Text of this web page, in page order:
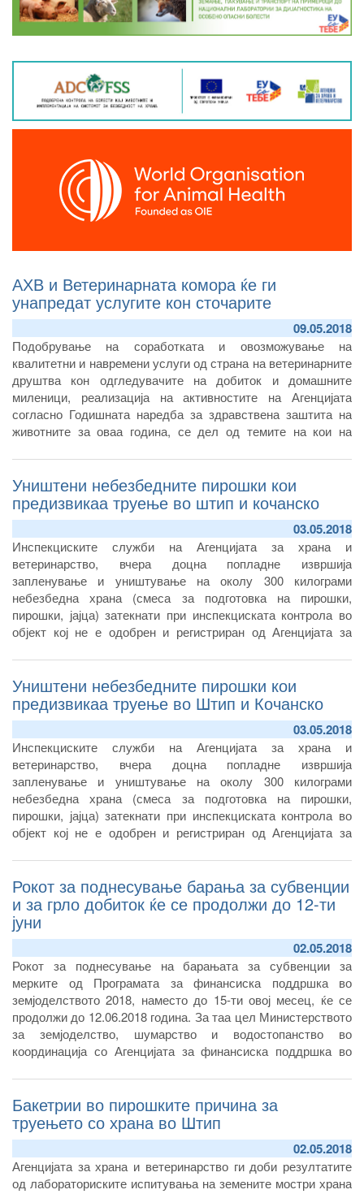
АХВ и Ветеринарната комора ќе ги
унапредат услугите кон сточарите
09.05.2018
Подобрување на соработката и овозможување на
квалитетни и навремени услуги од страна на ветеринарните
друштва кон одгледувачите на добиток и домашните
миленици, реализација на активностите на Агенцијата
согласно Годишната наредба за здравствена заштита на
животните за оваа година, се дел од темите на кои на
Агенцијата за храна и ветеринарство, директорот Зоран
Атанасов и претседателот на Ветеринарната комора на
Република Северна Македонија, Томислав Николовски.
Уништени небезбедните пирошки кои
предизвикаа труење во штип и кочанско
03.05.2018
Инспекциските служби на Агенцијата за храна и
ветеринарство, вчера доцна попладне извршија
запленување и уништување на околу 300 килограми
небезбедна храна (смеса за подготовка на пирошки,
пирошки, јајца) затекнати при инспекциската контрола во
објект кој не е одобрен и регистриран од Агенцијата за
небезбедните пирошки кои предизвикаа дополнителни
труења со храна, по Штип и во Кочанско, се произведувале
нелегално, во домашни услови, во објект кој се наоѓал
непосредно над операторот со храна ДПТУ „ Гицов „
Уништени небезбедните пирошки кои
предизвикаа труење во Штип и Кочанско
03.05.2018
Инспекциските служби на Агенцијата за храна и
ветеринарство, вчера доцна попладне извршија
запленување и уништување на околу 300 килограми
небезбедна храна (смеса за подготовка на пирошки,
пирошки, јајца) затекнати при инспекциската контрола во
објект кој не е одобрен и регистриран од Агенцијата за
Рокот за поднесување барања за субвенции
и за грло добиток ќе се продолжи до 12-ти
јуни
02.05.2018
Рокот за поднесување на барањата за субвенции за
мерките од Програмата за финансиска поддршка во
земјоделството 2018, наместо до 15-ти овој месец, ќе се
продолжи до 12.06.2018 година. За таа цел Министерството
за земјоделство, шумарство и водостопанство во
координација со Агенцијата за финансиска поддршка во
Уредбата за директни плаќања 2018, која што треба да се
донесе на седница на Влада,
Бакетрии во пирошките причина за
труењето со храна во Штип
02.05.2018
Агенцијата за храна и ветеринарство ги доби резултатите
од лабораториските испитувања на земените мостри храна